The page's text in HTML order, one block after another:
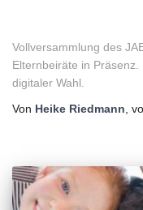
Vollversammlung des
Elternbeiräte in
digitaler Wahl.
Von Heike Riedmann ,